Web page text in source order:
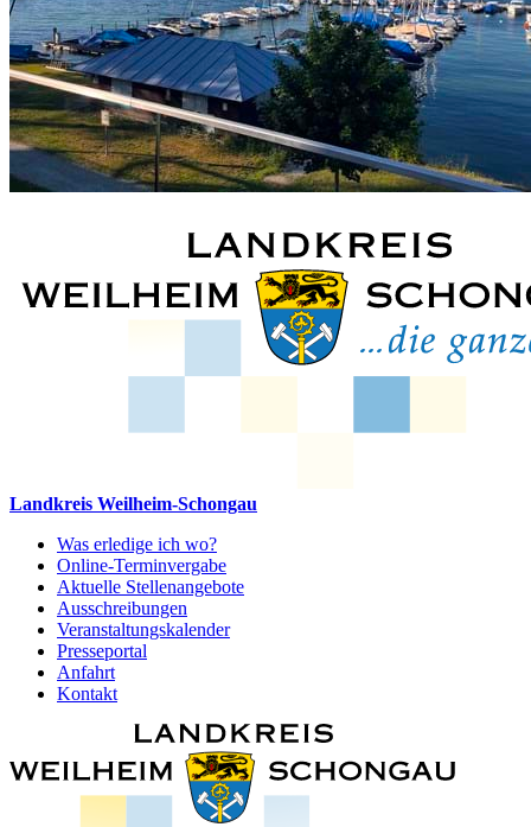
Landkreis Weilheim-Schongau
Was erledige ich wo?
Online-Terminvergabe
Aktuelle Stellenangebote
Ausschreibungen
Veranstaltungskalender
Presseportal
Anfahrt
Kontakt